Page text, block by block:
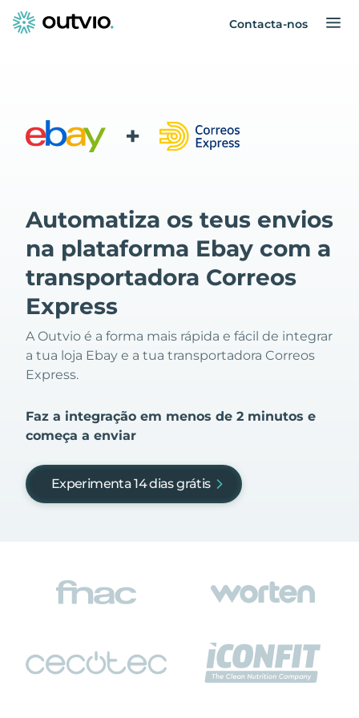
Contacta-nos
+
Automatiza os teus envios
na plataforma Ebay com a
transportadora Correos
Express
A Outvio é a forma mais rápida e fácil de integrar
a tua loja Ebay e a tua transportadora Correos
Express.
Faz a integração em menos de 2 minutos e
começa a enviar
Experimenta 14 dias grátis